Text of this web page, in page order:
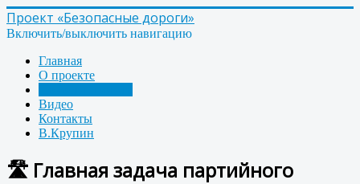
Проект «Безопасные дороги»
Включить/выключить навигацию
Главная
О проекте
Видео
Контакты
В.Крупин
🛣 Главная задача партийного